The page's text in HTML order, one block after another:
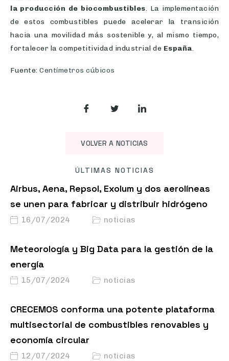
la producción de biocombustibles. La implementación
de estos combustibles puede acelerar la transición
hacia una movilidad más sostenible y, al mismo tiempo,
fortalecer la competitividad industrial de España.
Fuente: Centímetros cúbicos
VOLVER A NOTICIAS
ÚLTIMAS NOTICIAS
Airbus, Aena, Repsol, Exolum y dos aerolíneas
se unen para fabricar y distribuir hidrógeno
16/07/2024 noticias
Meteorología y Big Data para la gestión de la
energía
15/07/2024 noticias
CRECEMOS conforma una potente plataforma
multisectorial de combustibles renovables y
economía circular
12/07/2024 noticias